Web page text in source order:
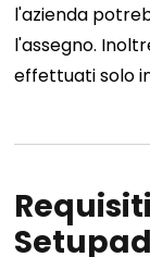
l'azienda
l'assegno.
effettuati solo
Setupad